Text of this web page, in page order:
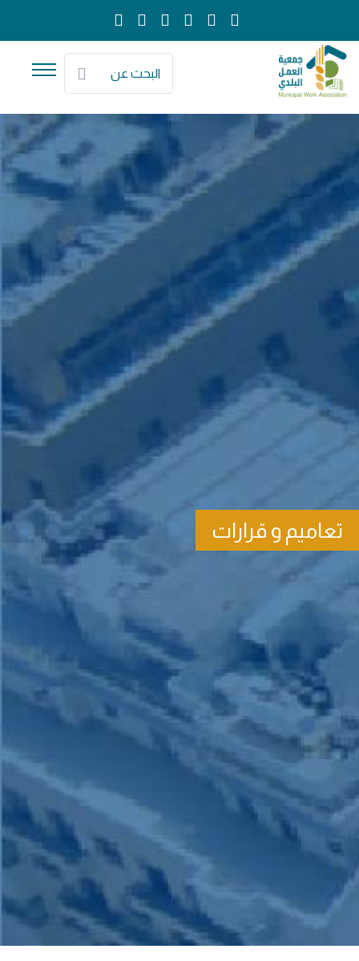
البحث عن
تعاميم و قرارات